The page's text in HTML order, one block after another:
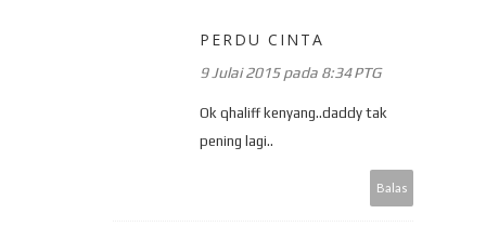
PERDU CINTA
9 Julai 2015 pada 8:34 PTG
Ok qhaliff kenyang..daddy tak
pening lagi..
Balas